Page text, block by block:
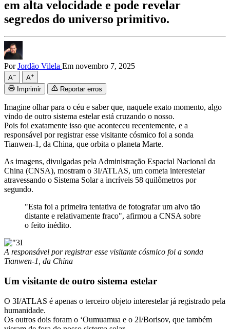
em alta velocidade e pode revelar
segredos do universo primitivo.
PorJordão Vilela Em novembro 7, 2025
A− A+
Imprimir Reportar erros
Imagine olhar para o céu e saber que, naquele exato momento, algo
vindo de outro sistema estelar está cruzando o nosso.
Pois foi exatamente isso que aconteceu recentemente, e a
responsável por registrar esse visitante cósmico foi a sonda
Tianwen-1, da China, que orbita o planeta Marte.
As imagens, divulgadas pela Administração Espacial Nacional da
China (CNSA), mostram o 3I/ATLAS, um cometa interestelar
atravessando o Sistema Solar a incríveis 58 quilômetros por
segundo.
"Esta foi a primeira tentativa de fotografar um alvo tão
distante e relativamente fraco", afirmou a CNSA sobre
o feito inédito.
A responsável por registrar esse visitante cósmico foi a sonda
Tianwen-1, da China
Um visitante de outro sistema estelar
O 3I/ATLAS é apenas o terceiro objeto interestelar já registrado pela
humanidade.
Os outros dois foram o ʻOumuamua e o 2I/Borisov, que também